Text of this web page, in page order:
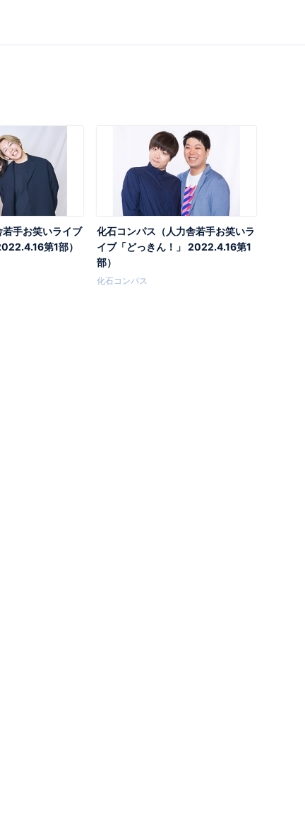
手お笑いライブ
第1部）
化石コンパス（人力舎若手お笑いラ
イブ「どっきん！」 2022.4.16第1
部）
化石コンパス